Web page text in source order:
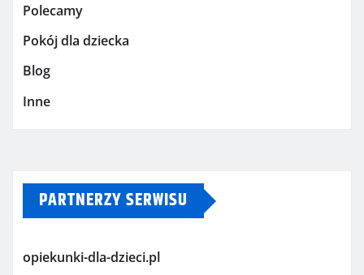
Polecamy
Pokój dla dziecka
Blog
Inne
PARTNERZY SERWISU
opiekunki-dla-dzieci.pl